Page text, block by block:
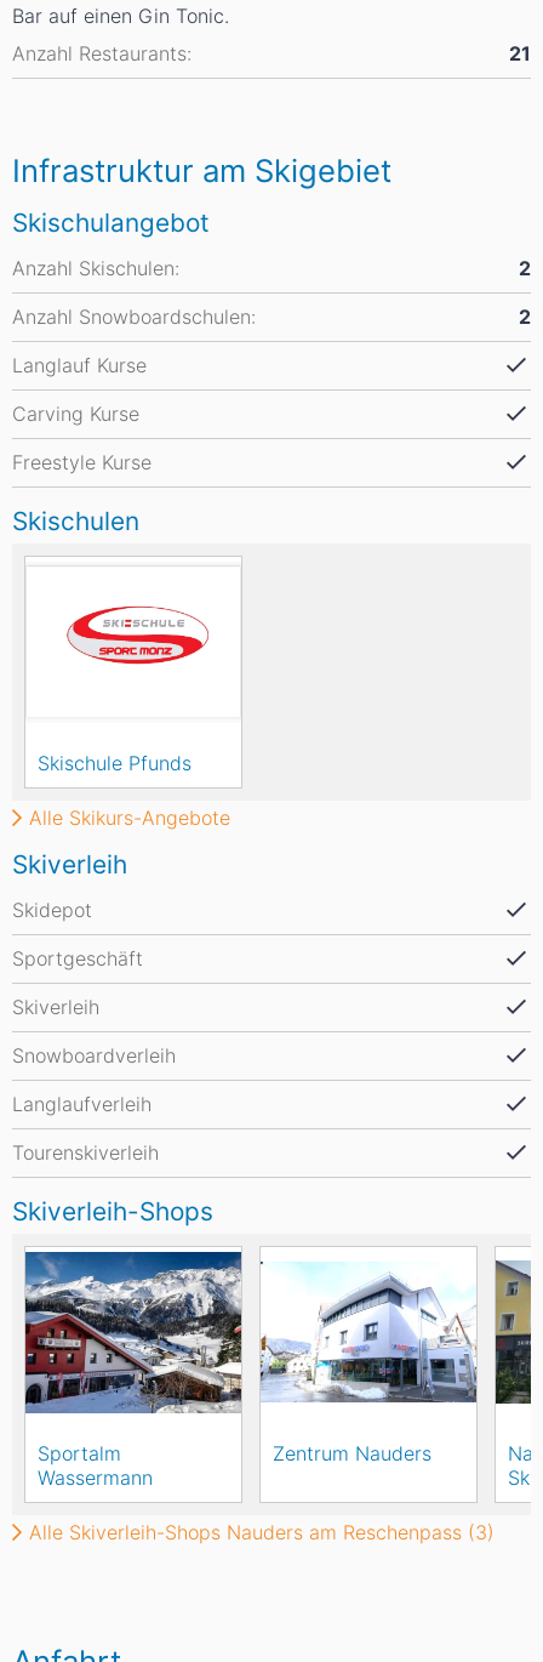
Bar auf einen Gin Tonic.
Anzahl Restaurants:
21
Infrastruktur am Skigebiet
Skischulangebot
Anzahl Skischulen:
2
Anzahl Snowboardschulen:
2
Langlauf Kurse
Carving Kurse
Freestyle Kurse
Skischulen
Skischule Pfunds
Alle Skikurs-Angebote
Skiverleih
Skidepot
Sportgeschäft
Skiverleih
Snowboardverleih
Langlaufverleih
Tourenskiverleih
Skiverleih-Shops
Sportalm
Wassermann
Zentrum Nauders
Alle Skiverleih-Shops Nauders am Reschenpass (3)